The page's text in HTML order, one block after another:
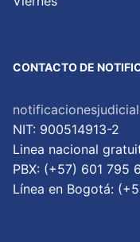
CONTACTO DE
NIT: 900514913-2
Linea nacional
PBX: (+57) 601 795
Lí­nea en Bogotá: